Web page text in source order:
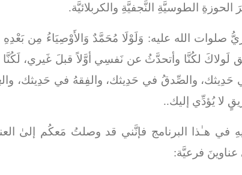
الطوسيَّةِ النَّجفيَّةِ والكربلائيَّة.
صلوات الله عليه: وَلَوْلَا مُحَمَّدٌ وَالأَوْصِيَاءُ مِن
لكُنَّا وأتحدَّثُ عن نَفسِي أوَّلاً قبلَ غَيري، لَكُنَّا
حَدِيثك، والصِّدقُ في حَدِيثك، والفِقهُ في حَدِيثك،
لا يُؤدِّي إليك..
في هـٰذا البرنامج فإنَّني قد وصلتُ مَعكُم إلىٰ
عناوينَ فرعيَّة: